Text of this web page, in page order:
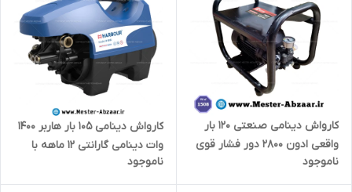
کارواش دینامی صنعتی 120 بار
واقعی ادون 2800 دور فشار قوی
مدل ED 1508K 1.8
ناموجود
کارواش دینامی 105 بار هاربر 1400
وات دینامی گارانتی 12 ماهه با
H105I
ناموجود